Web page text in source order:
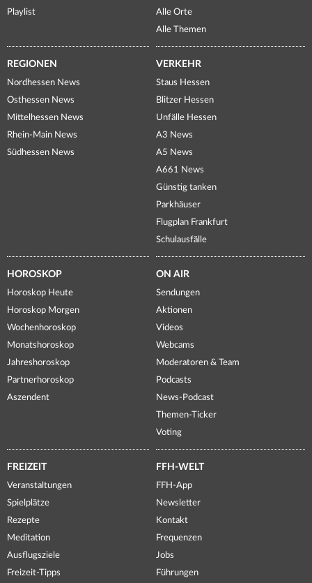
Playlist
Alle Orte
Alle Themen
REGIONEN
Nordhessen News
Osthessen News
Mittelhessen News
Rhein-Main News
Südhessen News
VERKEHR
Staus Hessen
Blitzer Hessen
Unfälle Hessen
A3 News
A5 News
A661 News
Günstig tanken
Parkhäuser
Flugplan Frankfurt
Schulausfälle
HOROSKOP
Horoskop Heute
Horoskop Morgen
Wochenhoroskop
Monatshoroskop
Jahreshoroskop
Partnerhoroskop
Aszendent
ON AIR
Sendungen
Aktionen
Videos
Webcams
Moderatoren & Team
Podcasts
News-Podcast
Themen-Ticker
Voting
FREIZEIT
Veranstaltungen
Spielplätze
Rezepte
Meditation
Ausflugsziele
Freizeit-Tipps
FFH-WELT
FFH-App
Newsletter
Kontakt
Frequenzen
Jobs
Führungen